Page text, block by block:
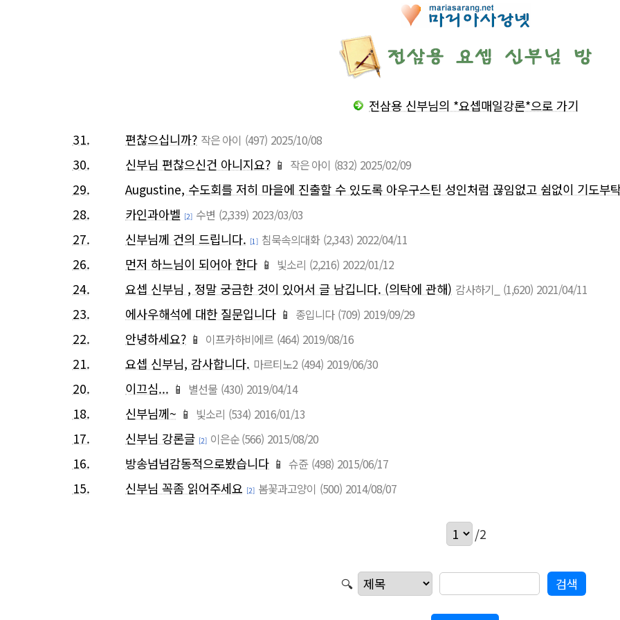
전삼용 신부님의 *요셉매일강론*으로 가기
31.
편찮으십니까? 작은 아이 (497) 2025/10/08
30. 신부님 편찮으신건 아니지요? 📱 작은 아이 (832) 2025/02/09
29.
Augustine, 수도회를 저히 마을에 진출할 수 있도록 아우구스틴 성인처럼 끊임없고 쉼없이 기도
28.
카인과아벨 [2] 수변 (2,339) 2023/03/03
27. 신부님께 건의 드립니다. [1] 침묵속의대화 (2,343) 2022/04/11
26. 먼저 하느님이 되어아 한다 📱 빛소리 (2,216) 2022/01/12
24. 요셉 신부님 , 정말 궁금한 것이 있어서 글 남깁니다. (의탁에 관해) 감사하기_ (1,620) 2021/04/11
23. 에사우해석에 대한 질문입니다 📱 종입니다 (709) 2019/09/29
22. 안녕하세요? 📱 이프카하비에르 (464) 2019/08/16
21. 요셉 신부님, 감사합니다. 마르티노2 (494) 2019/06/30
20. 이끄심... 📱 별선물 (430) 2019/04/14
18. 신부님께~ 📱 빛소리 (534) 2016/01/13
17. 신부님 강론글 [2] 이은순(566) 2015/08/20
16. 방송넘넘감동적으로봤습니다 📱 슈쥰 (498) 2015/06/17
15. 신부님 꼭좀 읽어주세요 [2] 봄꽃과고양이 (500) 2014/08/07
/2
🔍